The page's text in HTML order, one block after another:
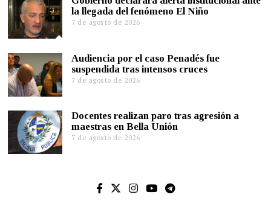
la llegada del fenómeno El Niño
7 de agosto de 2026
Audiencia por el caso Penadés fue
suspendida tras intensos cruces
7 de agosto de 2026
Docentes realizan paro tras agresión a
maestras en Bella Unión
7 de agosto de 2026